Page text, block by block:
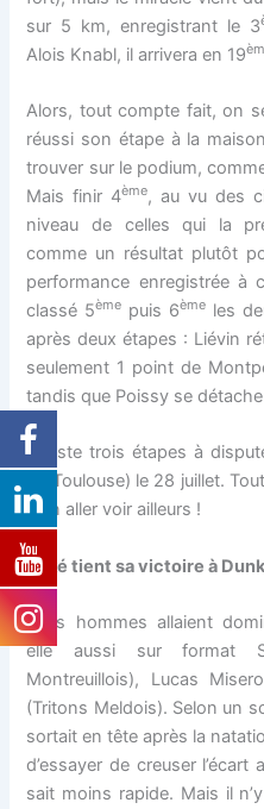
sur 5 km, enregistrant le 3
Alois Knabl, il arrivera en 19
Alors, tout compte fait, on
réussi son étape à la
trouver sur le podium,
Mais finir 4ème, au vu des
niveau de celles qui la
comme un résultat plutôt
performance enregistrée à
classé 5ème puis 6ème les
après deux étapes : Liévin
seulement 1 point de
tandis que Poissy se
Il reste trois étapes à
de Toulouse) le 28 juillet.
bien aller voir ailleurs !
Kéké tient sa victoire à
Trois hommes allaient
elle aussi sur format
Montreuillois), Lucas
(Tritons Meldois). Selon un
sortait en tête après la
d’essayer de creuser
sait moins rapide. Mais il